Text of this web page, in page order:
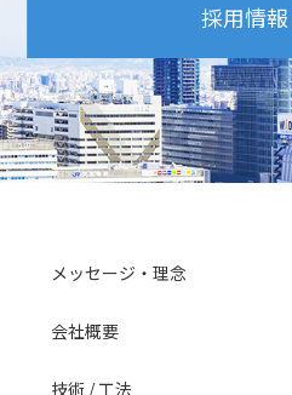
採用情報
メッセージ・理念
会社概要
技術 / 工法